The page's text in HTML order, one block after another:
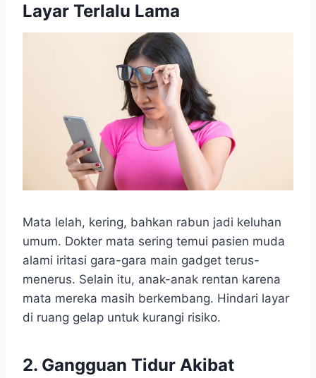
Layar Terlalu Lama
Mata lelah, kering, bahkan rabun jadi keluhan
umum. Dokter mata sering temui pasien muda
alami iritasi gara-gara main gadget terus-
menerus. Selain itu, anak-anak rentan karena
mata mereka masih berkembang. Hindari layar
di ruang gelap untuk kurangi risiko.
2. Gangguan Tidur Akibat